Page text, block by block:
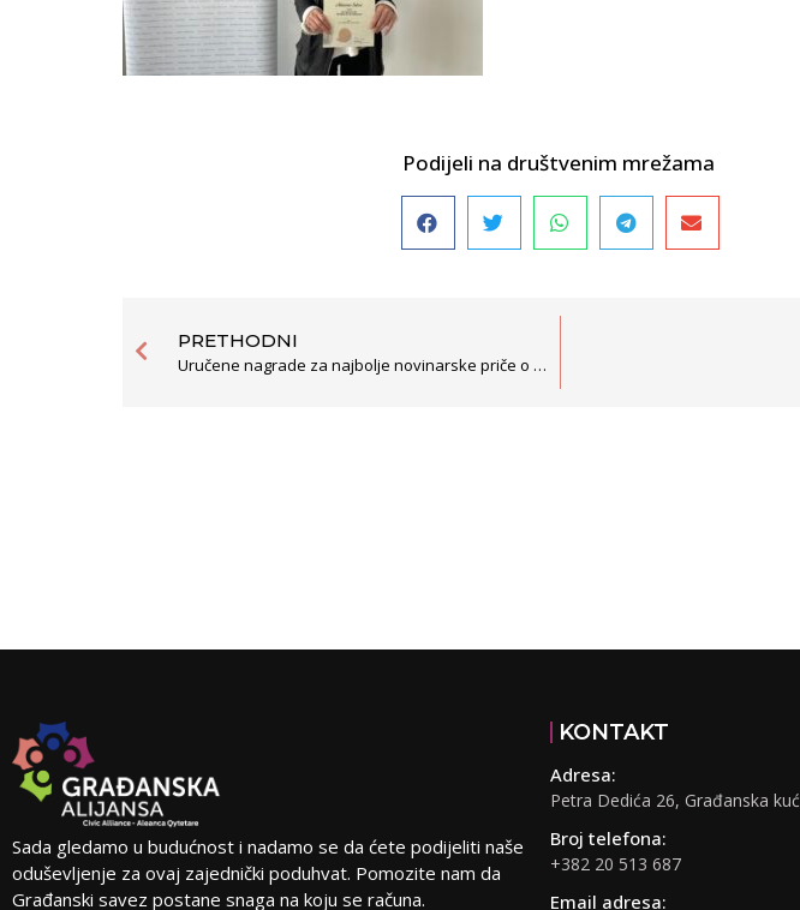
Podijeli na društvenim mrežama
PRETHODNI
Uručene nagrade za najbolje novinarske priče o interkulturalnosti u Crnoj Gori
Sada gledamo u budućnost i nadamo se da ćete podijeliti naše
oduševljenje za ovaj zajednički poduhvat. Pomozite nam da
Građanski savez postane snaga na koju se računa.
KONTAKT
Adresa:
Petra Dedića 26, Građanska
Broj telefona:
+382 20 513 687
Email adresa: